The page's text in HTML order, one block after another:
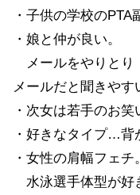
・子供の学校のPTA
・娘と仲が良い。
メールをやりとり
メールだと聞きやす
・次女は若手のお笑
・好きなタイプ…背
・女性の肩幅フェチ。
水泳選手体型が好